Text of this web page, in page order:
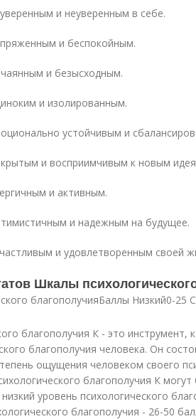
и неуверенным в себе.
и беспокойным.
и безысходным.
и изолированным.
устойчивым и
и восприимчивым к новым
и активным.
и надежным на будущее.
и удовлетворенным своей
Шкалы
благополучияБаллы Низкий0-25
благополучия К - это инструмент,
благополучия человека. Он
ощущения человеком своего
благополучия К
уровень психологического
благополучия - 26-50